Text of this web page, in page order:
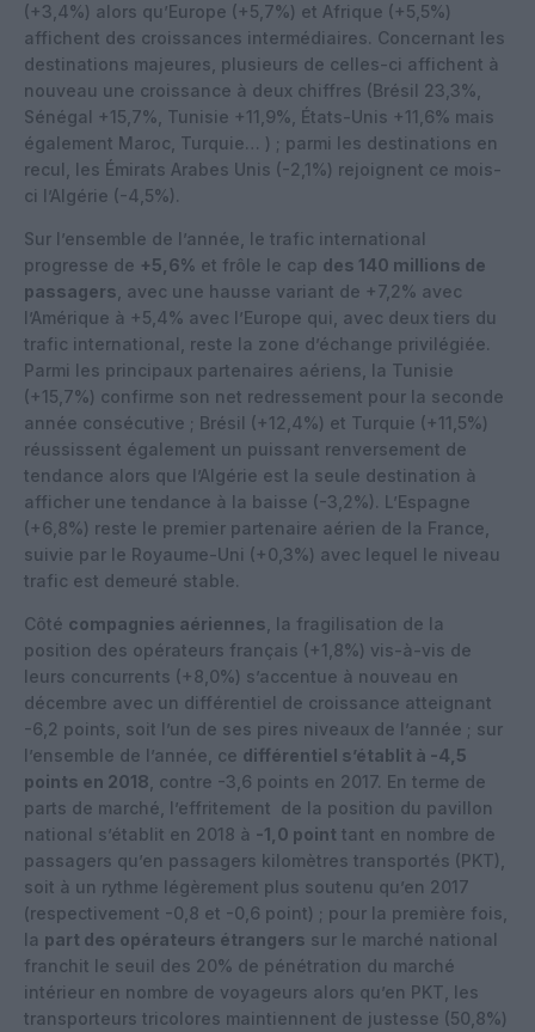
(+3,4%) alors qu’Europe (+5,7%) et Afrique (+5,5%)
affichent des croissances intermédiaires. Concernant les
destinations majeures, plusieurs de celles-ci affichent à
nouveau une croissance à deux chiffres (Brésil 23,3%,
Sénégal +15,7%, Tunisie +11,9%, États-Unis +11,6% mais
également Maroc, Turquie… ) ; parmi les destinations en
recul, les Émirats Arabes Unis (-2,1%) rejoignent ce mois-
ci l’Algérie (-4,5%).
Sur l’ensemble de l’année, le trafic international
progresse de +5,6% et frôle le cap des 140 millions de
passagers , avec une hausse variant de +7,2% avec
l’Amérique à +5,4% avec l’Europe qui, avec deux tiers du
trafic international, reste la zone d’échange privilégiée.
Parmi les principaux partenaires aériens, la Tunisie
(+15,7%) confirme son net redressement pour la seconde
année consécutive ; Brésil (+12,4%) et Turquie (+11,5%)
réussissent également un puissant renversement de
tendance alors que l’Algérie est la seule destination à
afficher une tendance à la baisse (-3,2%). L’Espagne
(+6,8%) reste le premier partenaire aérien de la France,
suivie par le Royaume-Uni (+0,3%) avec lequel le niveau
trafic est demeuré stable.
Côté compagnies aériennes , la fragilisation de la
position des opérateurs français (+1,8%) vis-à-vis de
leurs concurrents (+8,0%) s’accentue à nouveau en
décembre avec un différentiel de croissance atteignant
-6,2 points, soit l’un de ses pires niveaux de l’année ; sur
l’ensemble de l’année, ce différentiel s’établit à -4,5
points en 2018 , contre -3,6 points en 2017. En terme de
parts de marché, l’effritement de la position du pavillon
national s’établit en 2018 à -1,0 point tant en nombre de
passagers qu’en passagers kilomètres transportés (PKT),
soit à un rythme légèrement plus soutenu qu’en 2017
(respectivement -0,8 et -0,6 point) ; pour la première fois,
la part des opérateurs étrangers sur le marché national
franchit le seuil des 20% de pénétration du marché
intérieur en nombre de voyageurs alors qu’en PKT, les
transporteurs tricolores maintiennent de justesse (50,8%)